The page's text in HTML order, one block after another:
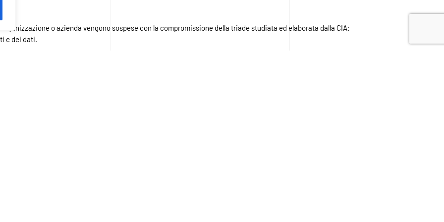
o azienda vengono sospese con la compromissione della triade studiata ed elaborata dalla CIA:
e dei dati.